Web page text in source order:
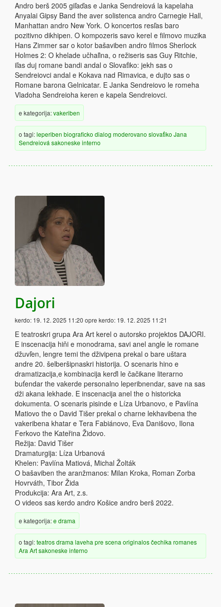
Andro berš 2005 giľaďas e Janka Sendreiová la kapelaha
Anyalai Gipsy Band the aver solistenca andro Carnegie Hall,
Manhattan andro New York. O koncertos resľas baro
pozitivno dikhipen. O kompozeris savo kerel e filmovo muzika
Hans Zimmer sar o kotor bašaviben andro filmos Sherlock
Holmes 2: O khelade učhaľina, o režiseris sas Guy Ritchie,
iľas duj romane bandi andal o Slovaťiko: jekh sas o
Sendreiovci andal e Kokava nad Rimavica, e dujto sas o
Romane barona Gelnicatar. E Janka Sendreiovo le romeha
Vladoha Sendreioha keren e kapela Sendreiovci.
e kategorija:vakeriben
o tagi:leperiben biograficko dialog moderovano slovaťiko Jana
Sendreiová sakoneske interno
Dajori
kerdo: 19. 12. 2025 11:20 opre kerdo: 19. 12. 2025 11:21
E teatroskri grupa Ara Art kerel o autorsko projektos DAJORI.
E inscenacija hiňi e monodrama, savi anel angle le romane
džuvľen, lengre temi the dživipena prekal o bare uštara
andre 20. šelberšipnaskri historija. O scenaris hino e
dramatizacija,e kombinacija kerďi le čačikane literarno
buťendar the vakerde personalno leperibnendar, save na sas
dži akana lekhade. E inscenacija anel the o historicka
dokumenta. O scenaris pisinde e Líza Urbanovo, e Pavlína
Matiovo the o David Tišer prekal o charne lekhavibena the
vakeribena khatar e Tera Fabiánovo, Eva Danišovo, Ilona
Ferkovo the Kateřina Židovo.
Režija: David Tišer
Dramaturgija: Líza Urbanová
Khelen: Pavlína Matiová, Michal Žolták
O bašaviben the aranžmanos: Milan Kroka, Roman Zorba
Hovrváth, Tibor Žida
Produkcija: Ara Art, z.s.
O videos sas kerdo andro Košice andro berš 2022.
e kategorija:e drama
o tagi:teatrosdrama laveha pre scena originalosčechika romanes
Ara Artsakoneske interno